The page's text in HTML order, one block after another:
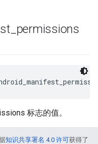
permissions
标志的值。
知识共享署名 4.0 许可获得了